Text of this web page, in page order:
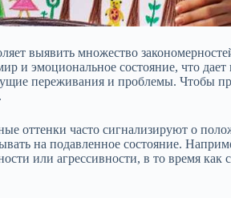
выявить множество
и эмоциональное состояние, что дает
переживания и проблемы. Чтобы
оттенки часто сигнализируют о
на подавленное состояние.
или агрессивности, в то время как